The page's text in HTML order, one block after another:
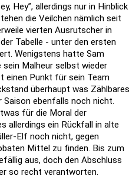
Hey”, allerdings nur in Hinblick
die Veilchen nämlich seit
vierten Ausrutscher in
Tabelle - unter den ersten
Wenigstens hatte Sam
sein Malheur selbst wieder
einen Punkt für sein Team
überhaupt was Zählbares
ebenfalls noch nicht.
für die Moral der
allerdings ein Rückfall in alte
Elf noch nicht, gegen
Mittel zu finden. Bis zum
aus, doch den Abschluss
so recht verantworten.